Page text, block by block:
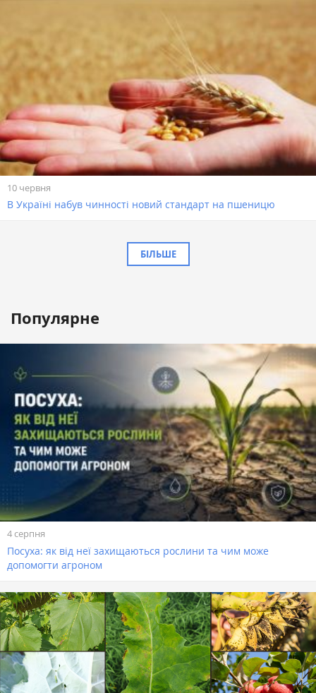
10 червня
В Україні набув чинності новий стандарт на пшеницю
БІЛЬШЕ
Популярне
4 серпня
Посуха: як від неї захищаються рослини та чим може
допомогти агроном